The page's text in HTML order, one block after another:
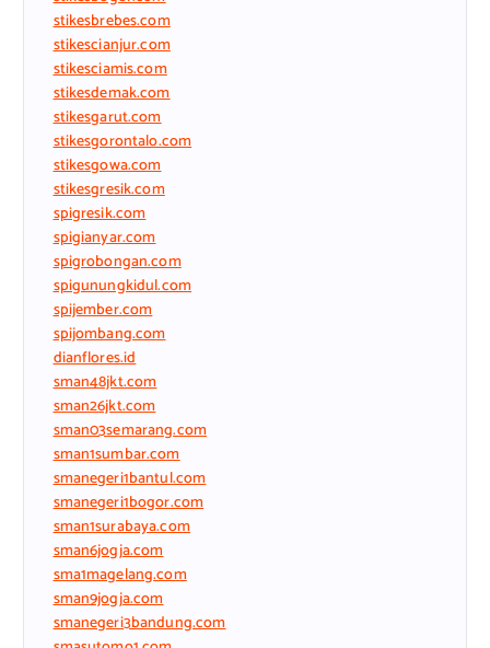
stikesbrebes.com
stikescianjur.com
stikesciamis.com
stikesdemak.com
stikesgarut.com
stikesgorontalo.com
stikesgowa.com
stikesgresik.com
spigresik.com
spigianyar.com
spigrobongan.com
spigunungkidul.com
spijember.com
spijombang.com
dianflores.id
sman48jkt.com
sman26jkt.com
sman03semarang.com
sman1sumbar.com
smanegeri1bantul.com
smanegeri1bogor.com
sman1surabaya.com
sman6jogja.com
sma1magelang.com
sman9jogja.com
smanegeri3bandung.com